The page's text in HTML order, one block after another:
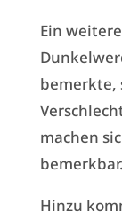
Ein
bemerkte,
machen
bemerkbar.
Hinzu